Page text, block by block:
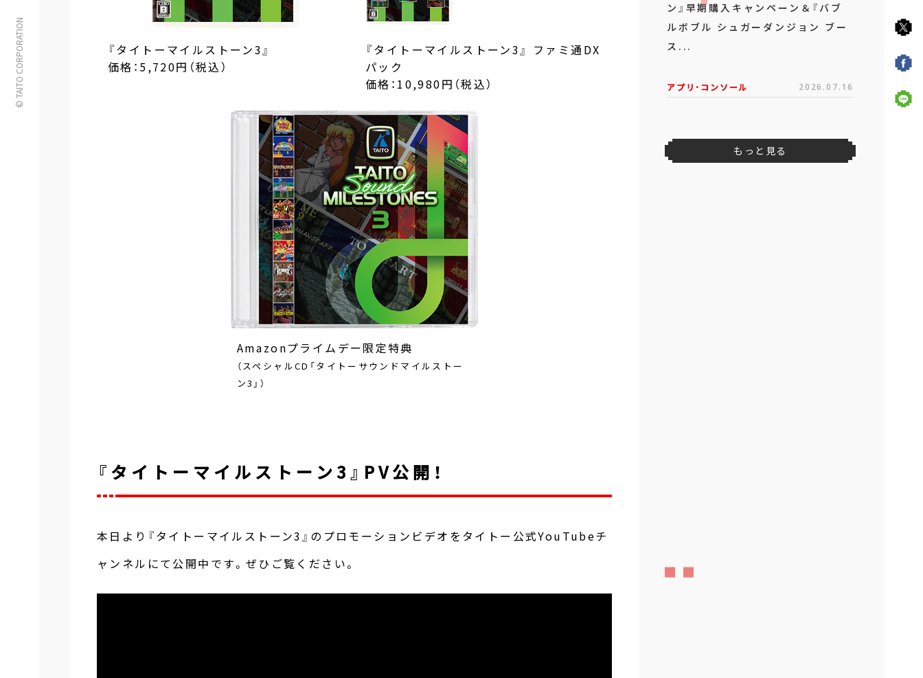
© TAITO CORPORATION
『タイトーマイルストーン3』
価格：5,720円（税込）
『タイトーマイルストーン3』 ファミ通DX
パック
価格：10,980円（税込）
Amazonプライムデー限定特典
（スペシャルCD「タイトーサウンドマイルストー
ン3」）
『タイトーマイルストーン3』PV公開！
本日より『タイトーマイルストーン3』のプロモーションビデオをタイトー公式YouTubeチ
ャンネルにて公開中です。ぜひご覧ください。
ン』早期購入キャンペーン＆『バブ
ルボブル シュガーダンジョン ブー
ス...
アプリ･コンソール 2026.07.16
もっと見る